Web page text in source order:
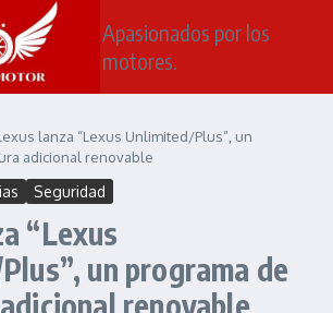
Apasionados por los
motores.
lanza “Lexus Unlimited/Plus”, un
adicional renovable
Seguridad
“Lexus
un programa de
renovable